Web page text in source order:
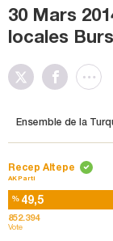
30 Mars
locales
Ensemble de la
Recep Altepe
AK Parti
% 49,5
852.394
Vote